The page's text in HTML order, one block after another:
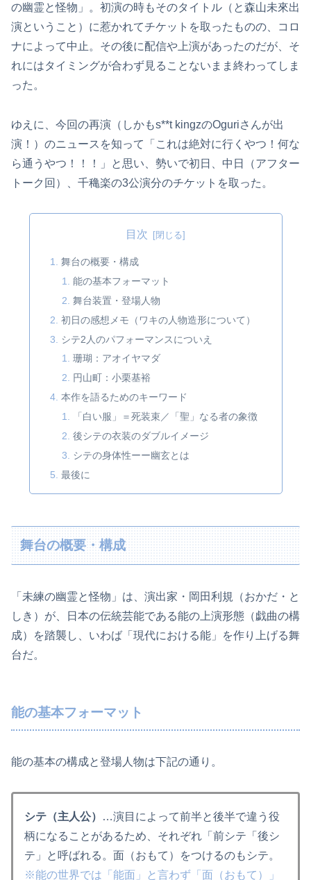
の幽霊と怪物」。初演の時もそのタイトル（と森山未來出
演ということ）に惹かれてチケットを取ったものの、コロ
ナによって中止。その後に配信や上演があったのだが、そ
れにはタイミングが合わず見ることないまま終わってしま
った。
ゆえに、今回の再演（しかもs**t kingzのOguriさんが出
演！）のニュースを知って「これは絶対に行くやつ！何な
ら通うやつ！！！」と思い、勢いで初日、中日（アフター
トーク回）、千穐楽の3公演分のチケットを取った。
目次
舞台の概要・構成
能の基本フォーマット
舞台装置・登場人物
初日の感想メモ（ワキの人物造形について）
シテ2人のパフォーマンスについえ
珊瑚：アオイヤマダ
円山町：小栗基裕
本作を語るためのキーワード
「白い服」＝死装束／「聖」なる者の象徴
後シテの衣装のダブルイメージ
シテの身体性ーー幽玄とは
最後に
舞台の概要・構成
「未練の幽霊と怪物」は、演出家・岡田利規（おかだ・と
しき）が、日本の伝統芸能である能の上演形態（戯曲の構
成）を踏襲し、いわば「現代における能」を作り上げる舞
台だ。
能の基本フォーマット
能の基本の構成と登場人物は下記の通り。
シテ（主人公）
…演目によって前半と後半で違う役
柄になることがあるため、それぞれ「前シテ「後シ
テ」と呼ばれる。面（おもて）をつけるのもシテ。
※能の世界では「能面」と言わず「面（おもて）」